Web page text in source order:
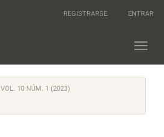
REGISTRARSE ENTRAR
VOL. 10 NÚM. 1 (2023)